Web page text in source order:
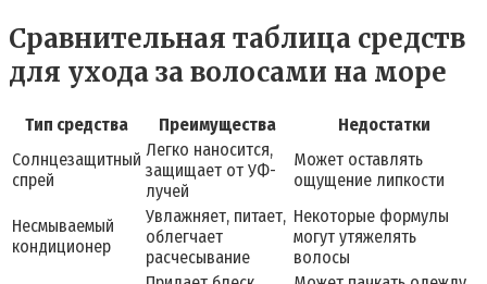
Сравнительная таблица средств
для ухода за волосами на море
Тип средства Преимущества
Недостатки
Солнцезащитный
спрей
Легко наносится,
защищает от УФ-
лучей
Может оставлять
ощущение липкости
Несмываемый
кондиционер
Увлажняет, питает,
облегчает
расчесывание
Некоторые формулы
могут утяжелять
волосы